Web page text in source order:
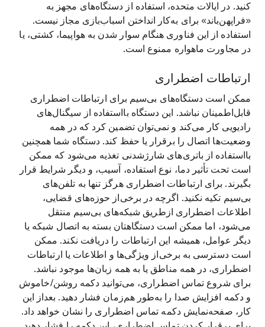
کنید. در ایالات متحده، استفاده از دستگاه‌های مجهز به
«فراپهن‌باند» برای به‌کار انداختن اسباب‌بازی مجاز نیست.
استفاده از این فناوری هنگام سوار شدن به هواپیما، کشتی، یا
در مجاورت ماهواره ممنوع است.
ارتباطات اضطراری
ممکن است دستگاه‌های بی‌سیم برای ارتباطات اضطراری
قابل‌اطمینان نباشد. این دستگاه بااستفاده از سیگنال‌های
رادیویی کار می‌کند و نمی‌توان تضمین کرد که در همه
وضعیت‌ها اتصال را برقرار یا حفظ کند. دستگاه شما همچنین
بااستفاده از باتری‌های شارژشدنی تغذیه می‌شود که ممکن
است تحت تأثیر دما، نوع استفاده، آسیب، و دیگر شرایط قرار
بگیرند. برای ارتباطات اضطراری هرگز تنها به تلفن‌های
بی‌سیم تکیه نکنید. اگرچه در برخی‌از حوزه‌های قضایی،
اطلاعات اضطراری ازطریق شبکه‌های بی‌سیم منتقل
می‌شود، اما ممکن است دستگاهتان بسته به اتصال شبکه یا
دیگر عوامل، همیشه این ارتباطات را دریافت نکند. ممکن
است دسترسی به برخی‌از ویژگی‌ها و اطلاعات یا ارتباطات
اضطراری، در همه مناطق یا به همه زبان‌ها موجود نباشد.
برای شروع تماس اضطراری، می‌توانید دکمه روشن/خاموش
و دکمه افزایش صدا را به‌طور هم‌زمان فشار دهید. بعداز این
کار، صفحه‌نمایش دکمه تماس اضطراری را نشان خواهد داد.